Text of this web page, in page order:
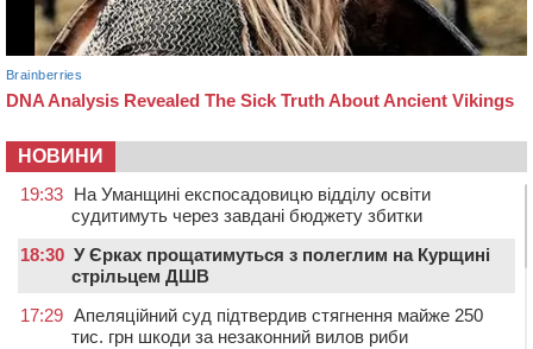
НОВИНИ
19:33 На Уманщині експосадовицю відділу освіти
судитимуть через завдані бюджету збитки
18:30 У Єрках прощатимуться з полеглим на Курщині
стрільцем ДШВ
17:29 Апеляційний суд підтвердив стягнення майже 250
тис. грн шкоди за незаконний вилов риби